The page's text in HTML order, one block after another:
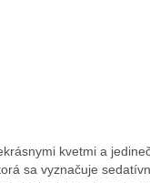
kvetmi a
sa vyznačuje